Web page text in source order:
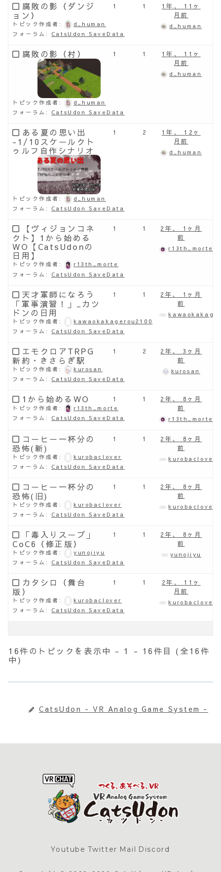
腐敗の影（ダンジ
ョン）
トピック作成者:
d_human
フォーラム: CatsUdon SaveData
1 1
1年、 11ヶ
月前
d_human
腐敗の影（村）
トピック作成者:
d_human
フォーラム: CatsUdon SaveData
1 1
1年、 11ヶ
月前
d_human
ある夏の思い出
-1/10スケールクト
ゥルフ自作シナリオ
トピック作成者:
d_human
フォーラム: CatsUdon SaveData
1 2
1年、 12ヶ
月前
d_human
【ヴィジョンコネ
クト】1から始める
WO【CatsUdonの
日用】
トピック作成者:
r13th_morte
フォーラム: CatsUdon SaveData
1 1
2年、 1ヶ月
前
r13th_morte
天才軍師になろう
「軍事演習！」_カツ
ドンの日用
トピック作成者:
kawaokakagerou2100
フォーラム: CatsUdon SaveData
1 1
2年、 1ヶ月
前
エモクロアTRPG
新約・きさらぎ駅
トピック作成者:
kurosan
フォーラム: CatsUdon SaveData
1 2
2年、 3ヶ月
前
kurosan
1から始めるWO
トピック作成者:
r13th_morte
フォーラム: CatsUdon SaveData
1 1
2年、 8ヶ月
前
r13th_morte
コーヒー一杯分の
恐怖(新)
トピック作成者:
kurobaclover
フォーラム: CatsUdon SaveData
1 1
2年、 8ヶ月
前
kurobaclover
コーヒー一杯分の
恐怖(旧)
トピック作成者:
kurobaclover
フォーラム: CatsUdon SaveData
1 1
2年、 8ヶ月
前
kurobaclover
「毒入りスープ」
CoC6（修正版）
トピック作成者:
yunojiyu
フォーラム: CatsUdon SaveData
1 1
2年、 8ヶ月
前
yunojiyu
カタシロ（舞台
版）
トピック作成者:
kurobaclover
フォーラム: CatsUdon SaveData
1 1
2年、 11ヶ
月前
kurobaclover
16件のトピックを表示中 - 1 - 16件目 (全16件
中)
CatsUdon - VR Analog Game System -
Youtube Twitter Mail Discord